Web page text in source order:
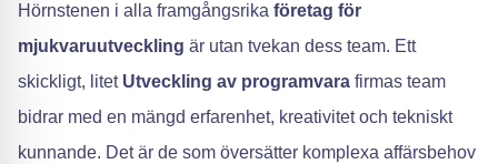
Hörnstenen i alla framgångsrika företag för
mjukvaruutveckling är utan tvekan dess team. Ett
skickligt, litet Utveckling av programvara firmas team
bidrar med en mängd erfarenhet, kreativitet och tekniskt
kunnande. Det är de som översätter komplexa affärsbehov